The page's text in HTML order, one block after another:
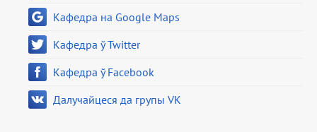
Кафедра на Google Maps
Кафедра ў Twitter
Кафедра ў Facebook
Далучайцеся да групы VK